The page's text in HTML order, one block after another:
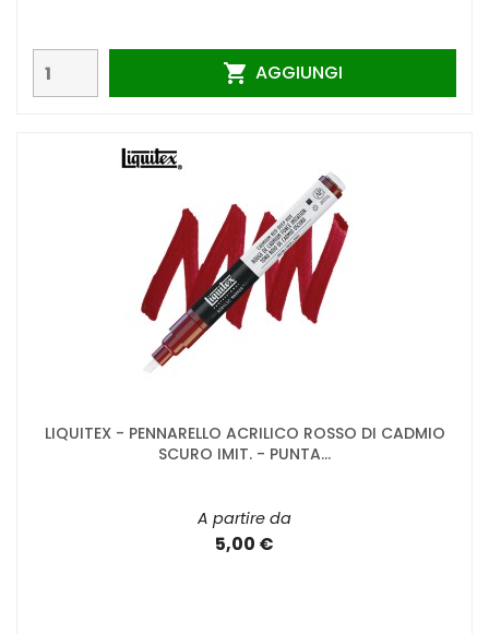
 AGGIUNGI
LIQUITEX - PENNARELLO ACRILICO ROSSO DI CADMIO
SCURO IMIT. - PUNTA...
A partire da
5,00 €